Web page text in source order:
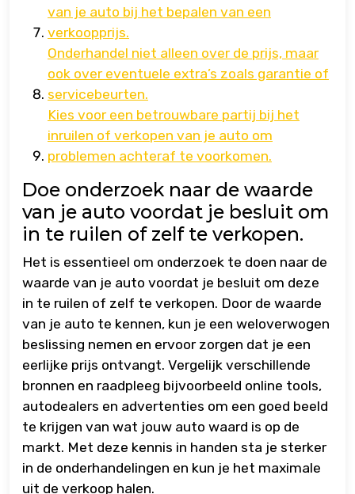
van je auto bij het bepalen van een
verkoopprijs.
Onderhandel niet alleen over de prijs, maar
ook over eventuele extra’s zoals garantie of
servicebeurten.
Kies voor een betrouwbare partij bij het
inruilen of verkopen van je auto om
problemen achteraf te voorkomen.
Doe onderzoek naar de waarde
van je auto voordat je besluit om
in te ruilen of zelf te verkopen.
Het is essentieel om onderzoek te doen naar de
waarde van je auto voordat je besluit om deze
in te ruilen of zelf te verkopen. Door de waarde
van je auto te kennen, kun je een weloverwogen
beslissing nemen en ervoor zorgen dat je een
eerlijke prijs ontvangt. Vergelijk verschillende
bronnen en raadpleeg bijvoorbeeld online tools,
autodealers en advertenties om een goed beeld
te krijgen van wat jouw auto waard is op de
markt. Met deze kennis in handen sta je sterker
in de onderhandelingen en kun je het maximale
uit de verkoop halen.